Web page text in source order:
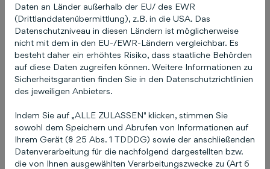
interessieren
Ich habe meine
Zugangsdaten (E-Mail
und / oder Passwort) zu
COCO vergessen!
17. April 2025
Daten an Länder außerhalb der EU/ des EWR
(Drittlanddatenübermittlung), z.B. in die USA. Das
Datenschutzniveau in diesen Ländern ist möglicherweise
nicht mit dem in den EU-/EWR-Ländern vergleichbar. Es
besteht daher ein erhöhtes Risiko, dass staatliche Behörden
auf diese Daten zugreifen können. Weitere Informationen zu
Sicherheitsgarantien finden Sie in den Datenschutzrichtlinien
des jeweiligen Anbieters.
Indem Sie auf „ALLE ZULASSEN" klicken, stimmen Sie
sowohl dem Speichern und Abrufen von Informationen auf
Ihrem Gerät (§ 25 Abs. 1 TDDDG) sowie der anschließenden
Datenverarbeitung für die nachfolgend dargestellten bzw.
die von Ihnen ausgewählten Verarbeitungszwecke zu (Art 6